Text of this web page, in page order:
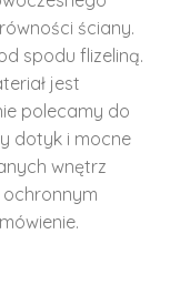
ściany.
spodu flizeliną.
jest
polecamy do
dotyk i mocne
wnętrz